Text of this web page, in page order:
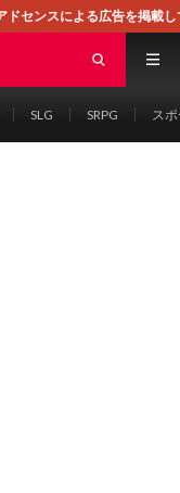
掲載しております。
SLG SRPG ス